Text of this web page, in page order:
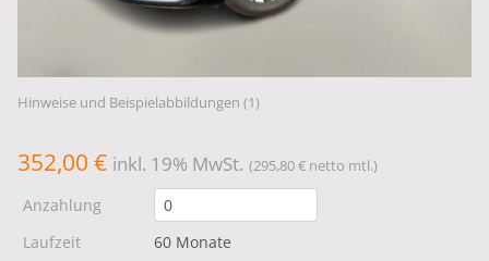
Hinweise und Beispielabbildungen (1)
352,00 € inkl. 19% MwSt. (295,80 € netto mtl.)
Anzahlung
Laufzeit
60 Monate